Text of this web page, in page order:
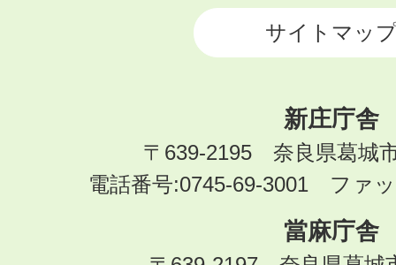
サイトマッ
新庄庁舎
〒639-2195 奈良県葛城
電話番号:0745-69-3001 ファ
當麻庁舎